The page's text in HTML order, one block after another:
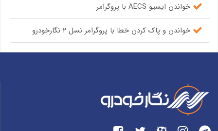
خواندن ایسیو AECS با پروگرامر
خواندن و پاک کردن خطا با پروگرامر نسل ۲ نگارخودرو